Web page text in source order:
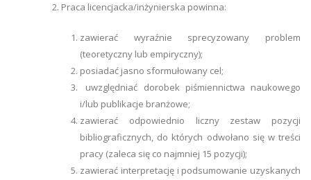
2. Praca licencjacka/inżynierska powinna:
zawierać wyraźnie sprecyzowany problem
(teoretyczny lub empiryczny);
posiadać jasno sformułowany cel;
uwzględniać dorobek piśmiennictwa naukowego
i/lub publikacje branżowe;
zawierać odpowiednio liczny zestaw pozycji
bibliograficznych, do których odwołano się w treści
pracy (zaleca się co najmniej 15 pozycji);
zawierać interpretację i podsumowanie uzyskanych